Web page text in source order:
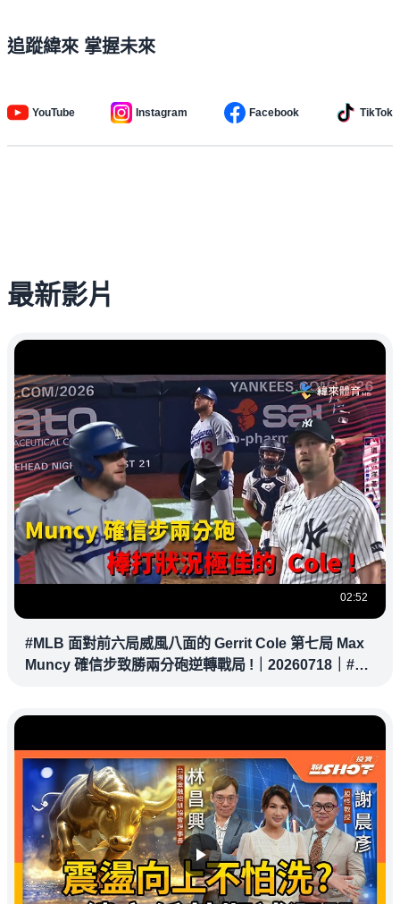
追蹤緯來 掌握未來
YouTube Instagram Facebook TikTok
最新影片
02:52
#MLB 面對前六局威風八面的 Gerrit Cole 第七局 Max
Muncy 確信步致勝兩分砲逆轉戰局 !｜20260718｜#洛